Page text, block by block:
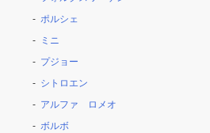
ポルシェ
ミニ
プジョー
シトロエン
アルファ ロメオ
ボルボ